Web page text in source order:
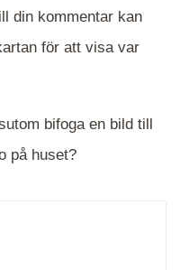
din kommentar kan
för att visa var
bifoga en bild till
på huset?